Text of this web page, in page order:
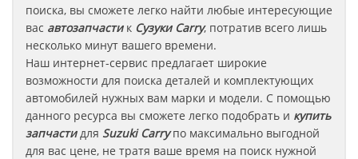
поиска, вы сможете легко найти любые интересующие
вас автозапчастик Сузуки Carry, потратив всего лишь
несколько минут вашего времени.
Наш интернет-сервис предлагает широкие
возможности для поиска деталей и комплектующих
автомобилей нужных вам марки и модели. С помощью
данного ресурса вы сможете легко подобрать и купить
запчастидля Suzuki Carryпо максимально выгодной
для вас цене, не тратя ваше время на поиск нужной